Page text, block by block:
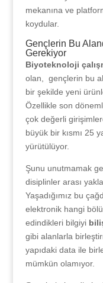
mekanına ve
koydular.
Gençlerin Bu
Gerekiyor
Biyoteknoloji
olan, gençlerin bu
bir şekilde yeni
Özellikle son
çok değerli
büyük bir kısmı 25
yürütülüyor.
Şunu unutmamak
disiplinler arası
Yaşadığımız bu
elektronik hangi
edindikleri bilgiyi
gibi alanlarla
yapıdaki data ile
mümkün olamıyor.